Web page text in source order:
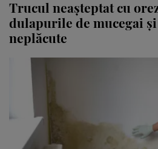
dulapurile de mucegai
neplăcute